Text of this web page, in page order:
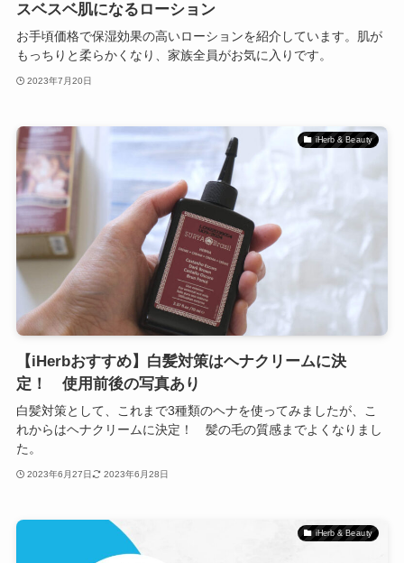
スベスベ肌になるローション
お手頃価格で保湿効果の高いローションを紹介しています。肌が
もっちりと柔らかくなり、家族全員がお気に入りです。
2023年7月20日
iHerb & Beauty
【iHerbおすすめ】白髪対策はヘナクリームに決
定！ 使用前後の写真あり
白髪対策として、これまで3種類のヘナを使ってみましたが、こ
れからはヘナクリームに決定！ 髪の毛の質感までよくなりまし
た。
2023年6月27日 2023年6月28日
iHerb & Beauty